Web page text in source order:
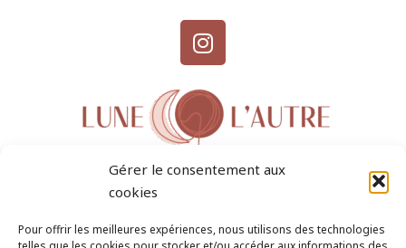
Gérer le consentement aux
cookies
Pour offrir les meilleures expériences, nous utilisons des technologies
I
n
s
t
a
g
r